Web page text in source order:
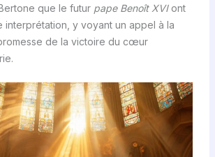
que le futur pape Benoît XVIont
y voyant un appel à la
de la victoire du cœur